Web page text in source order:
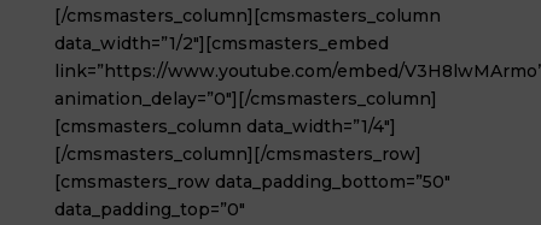
[/cmsmasters_column][cmsmasters_column
data_width=”1/2″][cmsmasters_embed
link=”https://www.youtube.com/embed/
animation_delay=”0″][/cmsmasters_column]
[cmsmasters_column data_width=”1/4″]
[/cmsmasters_column][/cmsmasters_row]
[cmsmasters_row data_padding_bottom=”50″
data_padding_top=”0″